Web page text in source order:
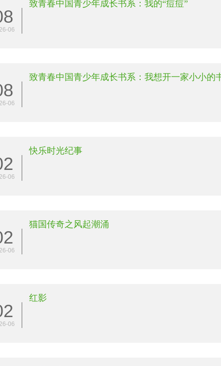
06
致青春中国青少年成长书系：我的“痘痘”
06
致青春中国青少年成长书系：我想开一家小小的
06
快乐时光纪事
06
猫国传奇之风起潮涌
06
红影